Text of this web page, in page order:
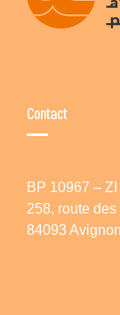
Contact
BP 10967 –
258, route
84093